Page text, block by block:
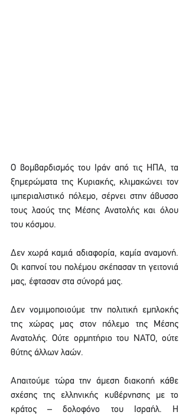
Ο βομβαρδισμός του Ιράν από τις ΗΠΑ, τα
ξημερώματα της Κυριακής, κλιμακώνει τον
ιμπεριαλιστικό πόλεμο, σέρνει στην άβυσσο
τους λαούς της Μέσης Ανατολής και όλου
του κόσμου.
Δεν χωρά καμιά αδιαφορία, καμία αναμονή.
Οι καπνοί του πολέμου σκέπασαν τη γειτονιά
μας, έφτασαν στα σύνορά μας.
Δεν νομιμοποιούμε την πολιτική εμπλοκής
της χώρας μας στον πόλεμο της Μέσης
Ανατολής. Ούτε ορμητήριο του ΝΑΤΟ, ούτε
θύτης άλλων λαών.
Απαιτούμε τώρα την άμεση διακοπή κάθε
σχέσης της ελληνικής κυβέρνησης με το
κράτος – δολοφόνο του Ισραήλ. Η